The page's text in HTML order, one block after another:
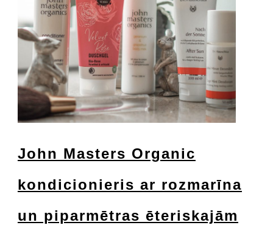
John Masters Organic
kondicionieris ar rozmarīna
un piparmētras ēteriskajām